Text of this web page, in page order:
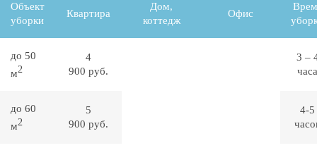
Объект
уборки
Квартира
Дом,
коттедж
Офис
до 50
м2
4
900 руб.
3 –
часа
до 60
м2
5
900 руб.
4-5